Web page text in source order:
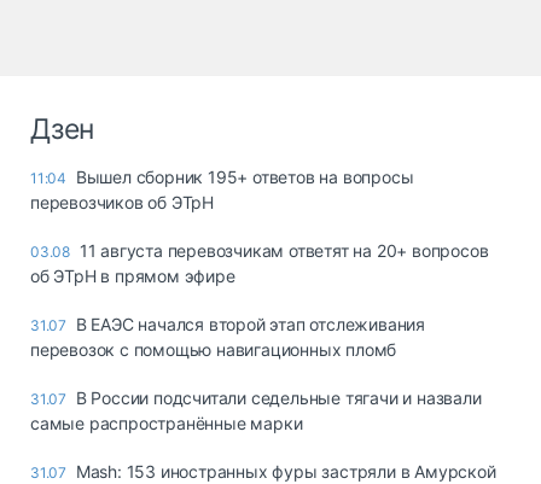
Дзен
11:04
Вышел сборник 195+ ответов на вопросы
перевозчиков об ЭТрН
03.08 11 августа перевозчикам ответят на 20+ вопросов
об ЭТрН в прямом эфире
31.07
В ЕАЭС начался второй этап отслеживания
перевозок с помощью навигационных пломб
31.07
В России подсчитали седельные тягачи и назвали
самые распространённые марки
31.07
Mash: 153 иностранных фуры застряли в Амурской